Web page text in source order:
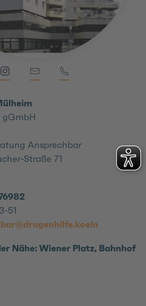
gGmbH
Ansprechbar
Straße 71
51
Nähe: Wiener Platz, Bahnhof